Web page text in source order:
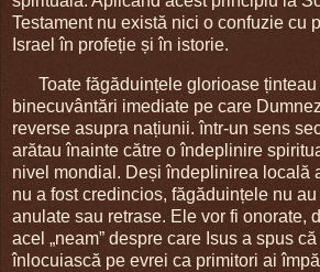
Testament nu există nici o confuzie cu
Israel în profeție și în istorie.
Toate făgăduințele glorioase
binecuvântări imediate pe care
reverse asupra națiunii. într-un sens
arătau înainte către o îndeplinire
nivel mondial. Deși îndeplinirea locală
nu a fost credincios, făgăduințele nu
anulate sau retrase. Ele vor fi onorate,
acel „neam” despre care Isus a spus
înlocuiască pe evrei ca primitori ai